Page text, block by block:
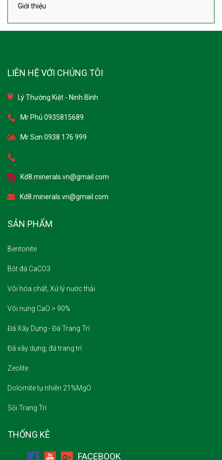
Giới thiệu
LIÊN HỆ VỚI CHÚNG TÔI
Lý Thường Kiệt - Ninh Bình
Mr Phú 0935815689
Mr Sơn 0938 176 999
Kd8.minerals.vn@gmail.com
Kd8.minerals.vn@gmail.com
SẢN PHẨM
Bentonite
Bột đá CaCO3
Vôi hóa chất, Xử lý nước thải
Vôi nung CaO > 90%
Đá Xây Dựng - Đá Trang Trí
Đá xây dựng, đá trang trí
Zeolite
Dolomite tự nhiên 21%MgO
Sỏi Trang Trí
THỐNG KÊ
FACEBOOK